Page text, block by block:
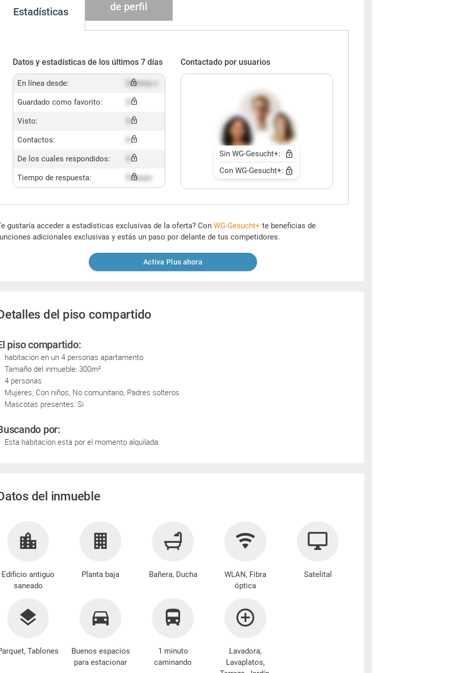
Estadísticas de perfil
Datos y estadísticas de los últimos 7 días
En línea desde: Dummy x
Guardado como favorito:
Visto:
Contactos:
De los cuales respondidos:
Tiempo de respuesta: X hours
Contactado por usuarios
Sin WG-Gesucht+:
Con WG-Gesucht+:
gustaría acceder a estadísticas exclusivas de la oferta? Con WG-Gesucht+ te beneficias de
adicionales exclusivas y estás un paso por delante de tus competidores.
Activa Plus ahora
del piso compartido
piso compartido:
habitación en un 4 personas apartamento
Tamaño del inmueble: 300m²
4 personas
Mujeres, Con niños, No comunitario, Padres solteros
Mascotas presentes: Sí
por:
Esta habitación está por el momento alquilada
del inmueble
Edificio antiguo
saneado
Planta baja Bañera, Ducha
WLAN, Fibra
óptica
Satelital
Tablones
Buenos espacios
para estacionar
1 minuto
caminando
Lavadora,
Lavaplatos,